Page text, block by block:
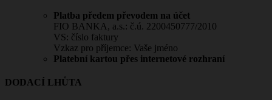
Platba předem převodem na účet
FIO BANKA, a.s.: č.ú. 2200450777/2010
VS: číslo faktury
Vzkaz pro příjemce: Vaše jméno
Platební kartou přes internetové rozhraní
DODACÍ LHŮTA